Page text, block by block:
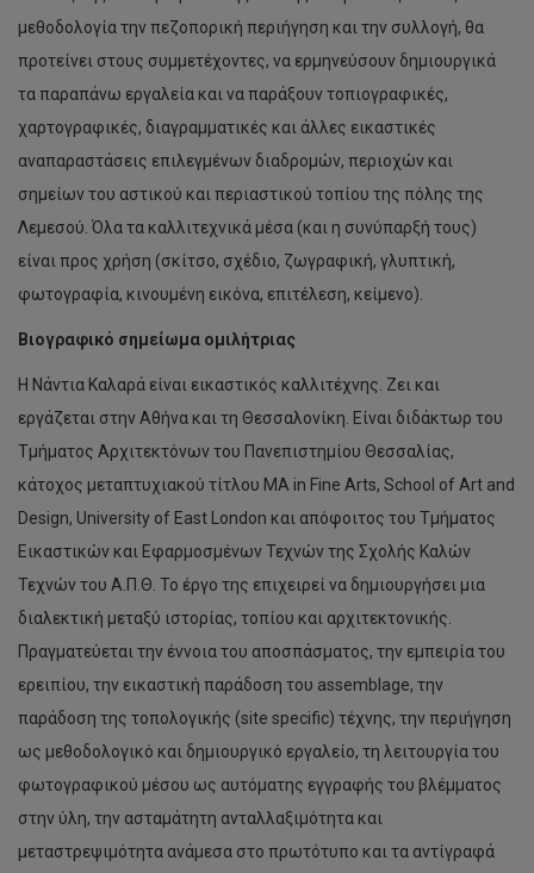
μεθοδολογία την πεζοπορική περιήγηση και την συλλογή, θα
προτείνει στους συμμετέχοντες, να ερμηνεύσουν δημιουργικά
τα παραπάνω εργαλεία και να παράξουν τοπιογραφικές,
χαρτογραφικές, διαγραμματικές και άλλες εικαστικές
αναπαραστάσεις επιλεγμένων διαδρομών, περιοχών και
σημείων του αστικού και περιαστικού τοπίου της πόλης της
Λεμεσού. Όλα τα καλλιτεχνικά μέσα (και η συνύπαρξή τους)
είναι προς χρήση (σκίτσο, σχέδιο, ζωγραφική, γλυπτική,
φωτογραφία, κινουμένη εικόνα, επιτέλεση, κείμενο).
Βιογραφικό σημείωμα ομιλήτριας
Η Νάντια Καλαρά είναι εικαστικός καλλιτέχνης. Ζει και
εργάζεται στην Αθήνα και τη Θεσσαλονίκη. Είναι διδάκτωρ του
Τμήματος Αρχιτεκτόνων του Πανεπιστημίου Θεσσαλίας,
κάτοχος μεταπτυχιακού τίτλου MA in Fine Arts, School of Art and
Design, University of East London και απόφοιτος του Τμήματος
Εικαστικών και Εφαρμοσμένων Τεχνών της Σχολής Καλών
Τεχνών του Α.Π.Θ. Το έργο της επιχειρεί να δημιουργήσει μια
διαλεκτική μεταξύ ιστορίας, τοπίου και αρχιτεκτονικής.
Πραγματεύεται την έννοια του αποσπάσματος, την εμπειρία του
ερειπίου, την εικαστική παράδοση του assemblage, την
παράδοση της τοπολογικής (site specific) τέχνης, την περιήγηση
ως μεθοδολογικό και δημιουργικό εργαλείο, τη λειτουργία του
φωτογραφικού μέσου ως αυτόματης εγγραφής του βλέμματος
στην ύλη, την ασταμάτητη ανταλλαξιμότητα και
μεταστρεψιμότητα ανάμεσα στο πρωτότυπο και τα αντίγραφά